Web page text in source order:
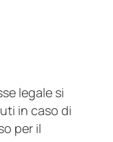
legale si
in caso di
per il